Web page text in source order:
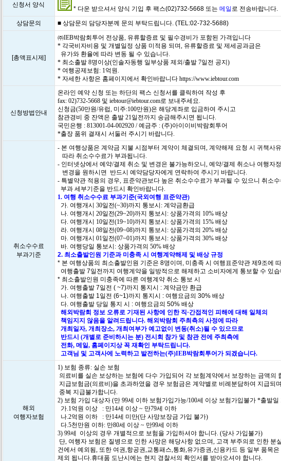
신청서 양식
* 다운 받으셔서 양식 기입 후 팩스(02)732-5668 또는 메일 로 전송바랍니다.
상담문의
■ 상담문의 담당자분께 문의 부탁드립니다. (TEL:02-732-5688)
[총액표시제]
㈜IEB박람회투어 전상품, 유류할증료 및 필수경비가 포함된 가격입니다
* 각국비자비용 및 개별일정 상품 미적용 되며, 유류할증료 및 제세공과금은
유가와 환율에 따라 변동 될 수 있습니다.
* 최소출발 8명이상(인솔자동행 일부상품 제외/출발 7일전 공지)
* 여행공제보험: 1억원.
* 자세한 사항은 홈페이지에서 확인바랍니다 https://www.iebtour.com
신청방법안내
온라인 예약 신청 또는 하단의 팩스 신청서를 클릭하여 작성 후
fax: 02)732-5668 및 iebtour@iebtour.com로 보내주세요.
신청금(50만원/유럽, 미주:100만원)은 해당계좌로 입금하여 주시고
참관경비 중 잔액은 출발 21일전까지 송금해주시면 됩니다.
국민은행 : 813001-04-002920 / 예금주 : (주)아이이비박람회투어
*출장 품위 결재시 서둘러 주시기 바랍니다.
취소수수료
부과기준
- 본 여행상품은 계약금 지불 시점부터 계약이 체결되며, 계약해제 요청 시 귀책사유
따라 취소수수료가 부과됩니다.
- 인터넷상에서 예약/결제 취소 및 변경은 불가능하오니, 예약/결제 취소나 여행자
변경을 원하시면 반드시 예약담당자에게 연락하여 주시기 바랍니다.
- 특별약관 적용의 경우, 표준약관보다 높은 취소수수료가 부과될 수 있으니 취소수
부과 세부기준을 반드시 확인바랍니다.
1. 여행 취소수수료 부과기준(국외여행 표준약관)
가. 여행개시 30일전(~30)까지 통보시: 계약금환급
나. 여행개시 20일전(29~20)까지 통보시: 상품가격의 10% 배상
다. 여행개시 10일전(19~10)까지 통보시: 상품가격의 15% 배상
라. 여행개시 08일전(09~08)까지 통보시: 상품가격의 20% 배상
마. 여행개시 01일전(07~01)까지 통보시: 상품가격의 30% 배상
바. 여행당일 통보시: 상품가격의 50% 배상
2. 최소출발인원 기준과 미충족 시 여행계약해제 및 배상 규정
* 본 여행상품의 최소출발인원 기준은 8명이며, 미충족 시 여행표준약관 제9조에
여행출발 7일전까지 여행계약을 일방적으로 해제하고 소비자에게 통보할 수 있습
* 최소출발인원 미충족에 따른 여행계약 취소 통보 시
가. 여행출발 7일전 ( ~7)까지 통지시 : 계약금만 환급
나. 여행출발 1일전 (6~1)까지 통지시 : 여행요금의 30% 배상
다. 여행출발 당일 통지 시 : 여행요금의 50% 배상
해외박람회 정보 오류로 기재된 사항에 인한 직·간접적인 피해에 대해 일체의
책임지지 않음을 알려드립니다. 해외박람회 주최측의 사정에 따라
개최일자, 개최장소, 개최여부가 예고없이 변동(취소)될 수 있으므로
반드시 (개별로 준비하시는 분) 전시회 참가 및 참관 전에 주최측에
전화, 메일, 홈페이지상 꼭 재확인 부탁드립니다.
고객님 및 고객사에 노력하고 발전하는(주)IEB박람회투어가 되겠습니다.
해외
여행자보험
1) 보험 종류: 실손 보험
의료비를 실손 보상하는 보험에 다수 가입되어 각 보험계약에서 보장하는 금액의
지급보험금(의료비)을 초과하였을 경우 보험금은 계약별로 비례분담하여 지급되
중복 지급불가합니다.
2) 보험 가입 대상자 (만 99세 이하 보험가입가능/100세 이상 보험가입불가 *출발일
가.1억원 이상 : 만14세 이상 ~ 만79세 이하
나.2억원 이하 : 만14세 미만(단 사망보장금 가입 불가)
다.5천만원 이하: 만80세 이상 ~ 만99세 이하
3) 99세 이상의 경우 개별적으로 보험을 가입하셔야 합니다. (당사 가입불가)
단, 여행자 보험은 질병으로 인한 사망은 해당사항 없으며, 고객 부주의로 인한 분
건에서 예외됨, 또한 여권,항공권,교통패스,통화,유가증권,신용카드 등 일부 품목은
제외 됩니다.휴대품 도난시에는 현지 경찰서의 확인서를 받아오셔야 합니다.